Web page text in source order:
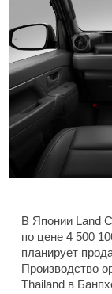
В Японии Land
по цене 4 500
планирует
Производство
Thailand в